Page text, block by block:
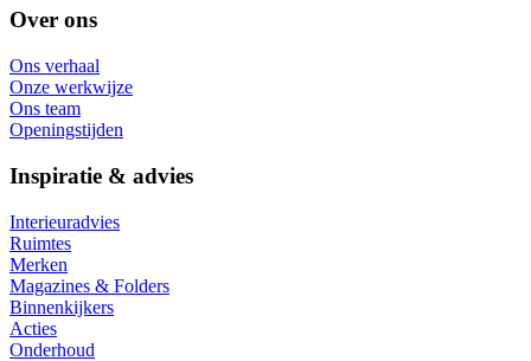
Over ons
Ons verhaal
Onze werkwijze
Ons team
Openingstijden
Inspiratie & advies
Interieuradvies
Ruimtes
Merken
Magazines & Folders
Binnenkijkers
Acties
Onderhoud